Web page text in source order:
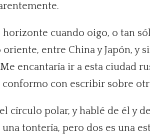
cuando oigo, o tan
entre China y Japón, y
encantaría ir a esta ciudad
con escribir sobre
círculo polar, y hablé de él y
tontería, pero dos es una